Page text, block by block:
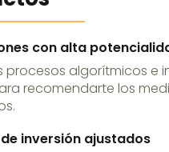
con alta
procesos algorítmicos e
recomendarte los
inversión ajustados